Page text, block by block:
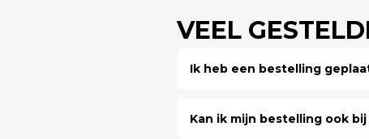
VEEL
Ik heb een bestelling
Kan ik mijn bestelling ook